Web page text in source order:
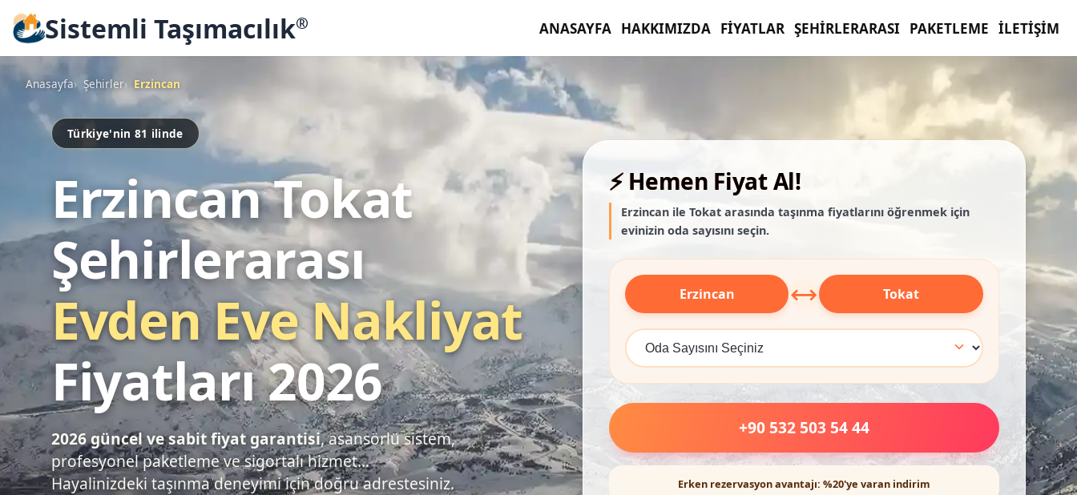
Sistemli Taşımacılık® ANASAYFA HAKKIMIZDA FIYATLAR ŞEHIRLERARASI PAKETLEME İLETIŞIM
Anasayfa Şehirler Erzincan
Türkiye'nin 81 ilinde
Erzincan Tokat
Şehirlerarası
Evden Eve Nakliyat
Fiyatları 2026
2026 güncel ve sabit fiyat garantisi, asansörlü sistem,
profesyonel paketleme ve sigortalı hizmet...
Hayalinizdeki taşınma deneyimi için doğru adrestesiniz.
⚡ Hemen Fiyat Al!
Erzincan ile Tokat arasında taşınma fiyatlarını öğrenmek için
evinizin oda sayısını seçin.
Erzincan ⟷ Tokat
+90 532 503 54 44
Erken rezervasyon avantajı: %20'ye varan indirim